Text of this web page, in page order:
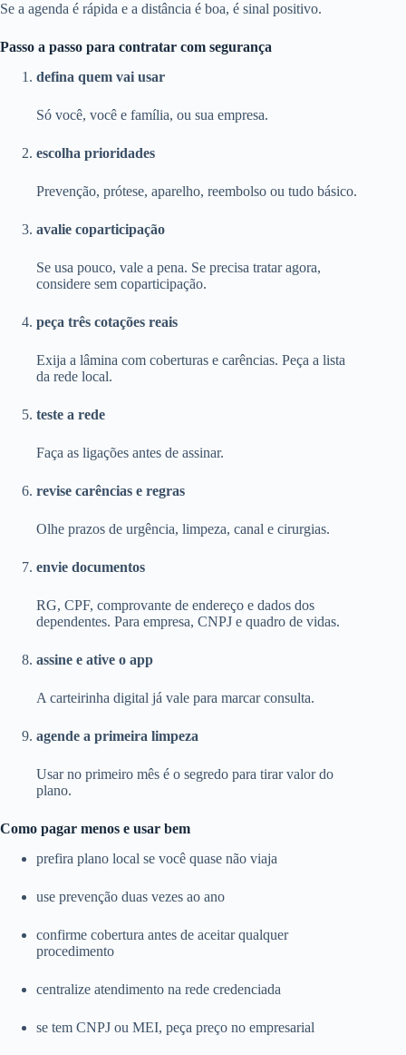
Se a agenda é rápida e a distância é boa, é sinal positivo.
Passo a passo para contratar com segurança
defina quem vai usar
Só você, você e família, ou sua empresa.
escolha prioridades
Prevenção, prótese, aparelho, reembolso ou tudo básico.
avalie coparticipação
Se usa pouco, vale a pena. Se precisa tratar agora,
considere sem coparticipação.
peça três cotações reais
Exija a lâmina com coberturas e carências. Peça a lista
da rede local.
teste a rede
Faça as ligações antes de assinar.
revise carências e regras
Olhe prazos de urgência, limpeza, canal e cirurgias.
envie documentos
RG, CPF, comprovante de endereço e dados dos
dependentes. Para empresa, CNPJ e quadro de vidas.
assine e ative o app
A carteirinha digital já vale para marcar consulta.
agende a primeira limpeza
Usar no primeiro mês é o segredo para tirar valor do
plano.
Como pagar menos e usar bem
prefira plano local se você quase não viaja
use prevenção duas vezes ao ano
confirme cobertura antes de aceitar qualquer
procedimento
centralize atendimento na rede credenciada
se tem CNPJ ou MEI, peça preço no empresarial